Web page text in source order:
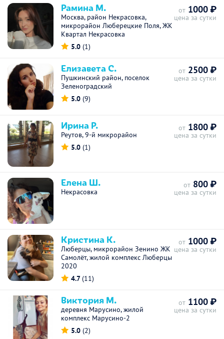
Рамина М.
Москва, район Некрасовка,
микрорайон Люберецкие Поля, ЖК
Квартал Некрасовка
5.0 (1)
от 1000 ₽
цена за сутки
Елизавета С.
Пушкинский район, поселок
Зеленоградский
5.0 (9)
от 2500 ₽
цена за сутки
Ирина Р.
Реутов, 9-й микрорайон
5.0 (1)
от 1800 ₽
цена за сутки
Елена Ш.
Некрасовка
от 800 ₽
цена за сутки
Кристина К.
Люберцы, микрорайон Зенино ЖК
Самолёт, жилой комплекс Люберцы
2020
4.7(11)
от 1000 ₽
цена за сутки
Виктория М.
деревня Марусино, жилой
комплекс Марусино-2
5.0 (2)
от 1100 ₽
цена за сутки